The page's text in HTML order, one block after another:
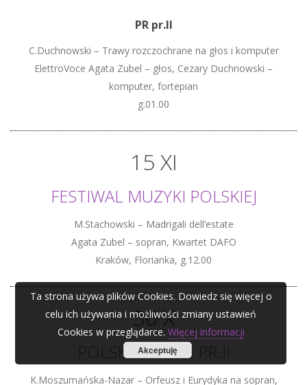
PR pr.II
C.Duchnowski – Trawy rozczochrane na głos i komputer
ElettroVoce Agata Zubel – głos, Cezary Duchnowski –
komputer, fortepian
g.01.00
15 XI
FESTIWAL MUZYKI POLSKIEJ
M.Stachowski – Madrigali dell’estate
Agata Zubel – sopran, Kwartet DAFO
Kraków, Florianka, g.12.00
30 X
POLSKIE RADIO PR.II
K.Moszumańska-Nazar – Orfeusz i Eurydyka na sopran,
Ta strona używa plików Cookies. Dowiedz się więcej o
celu ich używania i możliwości zmiany ustawień
Cookies w przeglądarce. Więcej informacji
Akceptuję